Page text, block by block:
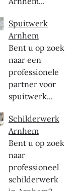
Spuitwerk
Arnhem
Bent u op zoek
naar een
professionele
partner voor
spuitwerk...
Schilderwerk
Arnhem
Bent u op zoek
naar
professioneel
schilderwerk